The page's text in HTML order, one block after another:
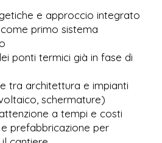
e approccio integrato
come primo sistema
ponti termici già in fase di
tra architettura e impianti
schermature)
a tempi e costi
prefabbricazione per